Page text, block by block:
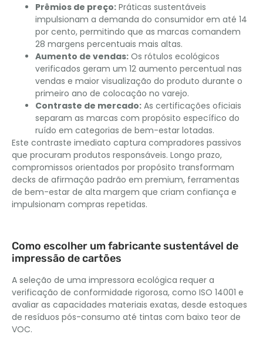
Prêmios de preço: Práticas sustentáveis ​​
impulsionam a demanda do consumidor em até 14
por cento, permitindo que as marcas comandem
28 margens percentuais mais altas.
Aumento de vendas: Os rótulos ecológicos
verificados geram um 12 aumento percentual nas
vendas e maior visualização do produto durante o
primeiro ano de colocação no varejo.
Contraste de mercado: As certificações oficiais
separam as marcas com propósito específico do
ruído em categorias de bem-estar lotadas.
Este contraste imediato captura compradores passivos
que procuram produtos responsáveis. Longo prazo,
compromissos orientados por propósito transformam
decks de afirmação padrão em premium, ferramentas
de bem-estar de alta margem que criam confiança e
impulsionam compras repetidas.
Como escolher um fabricante sustentável de
impressão de cartões
A seleção de uma impressora ecológica requer a
verificação de conformidade rigorosa, como ISO 14001 e
avaliar as capacidades materiais exatas, desde estoques
de resíduos pós-consumo até tintas com baixo teor de
VOC.